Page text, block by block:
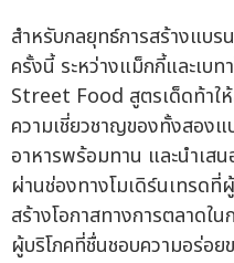
สำหรับกลยุทธ์การสร้างแบ
ครั้งนี้ ระหว่างแม็กกี้และเบท
Street Food สูตรเด็ดท้าใ
ความเชี่ยวชาญของทั้งสอง
อาหารพร้อมทาน และนำเส
ผ่านช่องทางโมเดิร์นเทรดที่
สร้างโอกาสทางการตลาดใน
ผู้บริโภคที่ชื่นชอบความอร่อ